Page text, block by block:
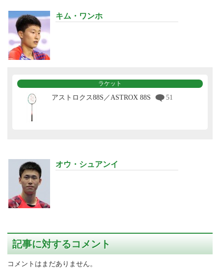
キム・ワンホ
ラケット
アストロクス88S／ASTROX 88S 51
オウ・シュアンイ
記事に対するコメント
コメントはまだありません。